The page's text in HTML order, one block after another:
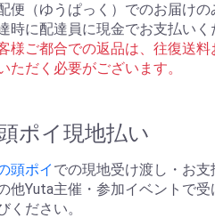
便（ゆうぱっく）でのお届けの
時に配達員に現金でお支払いく
様ご都合での返品は、往復送
ただく必要がございます。
ポイ現地払い
頭ポイ での現地受け渡し・お支
他Yuta主催・参加イベントで
ください。